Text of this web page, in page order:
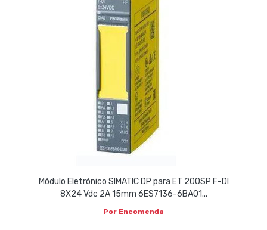
Módulo Eletrónico SIMATIC DP para ET 200SP F-DI
8X24 Vdc 2A 15mm 6ES7136-6BA01...
Por Encomenda